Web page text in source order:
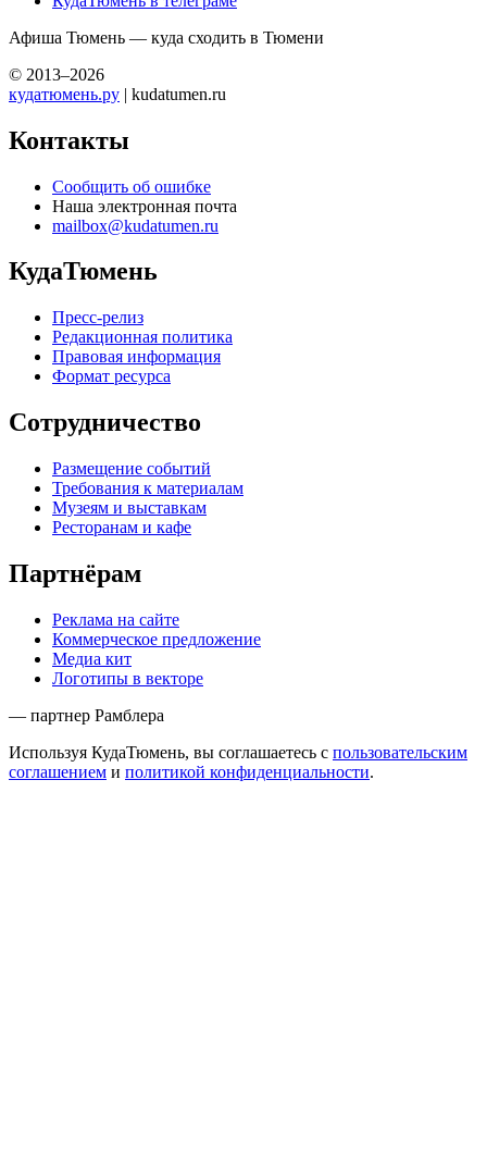
Афиша Тюмень — куда сходить в Тюмени
© 2013–2026
кудатюмень.ру | kudatumen.ru
Контакты
Сообщить об ошибке
Наша электронная почта
mailbox@kudatumen.ru
КудаТюмень
Пресс-релиз
Редакционная политика
Правовая информация
Формат ресурса
Сотрудничество
Размещение событий
Требования к материалам
Музеям и выставкам
Ресторанам и кафе
Партнёрам
Реклама на сайте
Коммерческое предложение
Медиа кит
Логотипы в векторе
— партнер Рамблера
Используя КудаТюмень, вы соглашаетесь с пользовательским
соглашением и политикой конфиденциальности.